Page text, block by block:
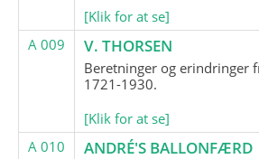
[Klik for at se]
A 009
V. THORSEN
Beretninger og erindringer
1721-1930.
[Klik for at se]
A 010
ANDRÉ'S BALLONFÆRD